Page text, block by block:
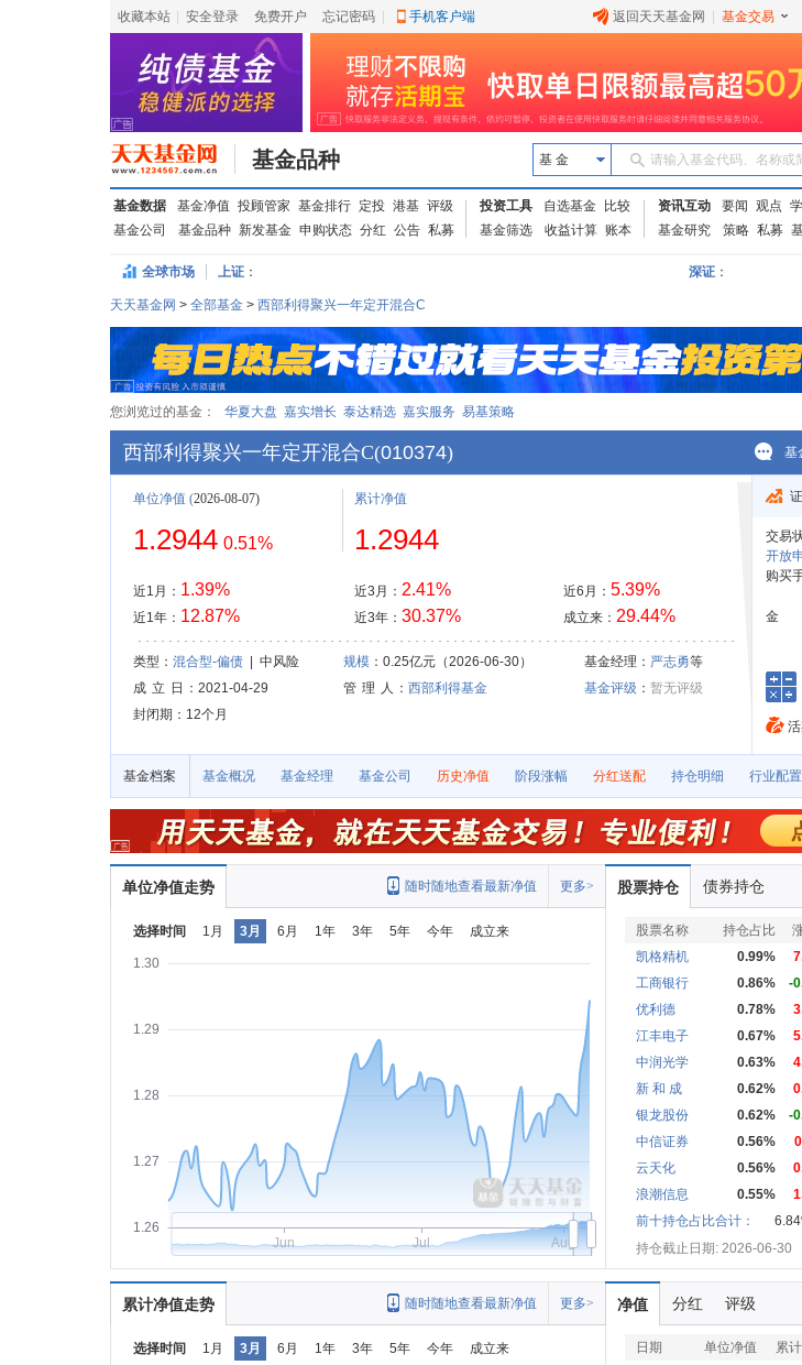
收藏本站 安全登录 免费开户 忘记密码 手机客户端 返回天天基金网 基金交易
基金品种 基 金 请输入基金代码、名称或
基金数据 基金净值 投顾管家 基金排行 定投 港基 评级
基金公司
基金品种 新发基金 申购状态 分红 公告 私募
投资工具 自选基金
比较
基金筛选
收益计算 账本
资讯互动 要闻 观点
基金研究
策略 私募
全球市场 上证： 深证：
天天基金网 > 全部基金 > 西部利得聚兴一年定开混合C
您浏览过的基金： 华夏大盘 嘉实增长 泰达精选 嘉实服务 易基策略
西部利得聚兴一年定开混合C(010374) 基
单位净值 (2026-08-07)
1.2944 0.51%
近1月： 1.39%
近1年： 12.87%
累计净值
1.2944
近3月： 2.41%
近3年： 30.37%
近6月： 5.39%
成立来： 29.44%
类型： 混合型-偏债| 中风险 规模：0.25亿元（2026-06-30） 基金经理： 严志勇等
成 立 日
：2021-04-29 管 理 人 ： 西部利得基金 基金评级 ： 暂无评级
封闭期：12个月
交易
开放
购买
金
基金档案 基金概况 基金经理 基金公司 历史净值 阶段涨幅 分红送配 持仓明细 行业配置
单位净值走势 更多>
随时随地查看最新净值
选择时间 1月 3月 6月 1年 3年 5年 今年 成立来
1.26
1.27
1.28
1.29
1.30
Jun Jul Aug
股票持仓 债券持仓
股票名称 持仓占比
凯格精机
0.99%
工商银行
0.86% -
优利德
0.78%
江丰电子
0.67%
中润光学
0.63%
新 和 成
0.62%
银龙股份
0.62% -
中信证券
0.56%
云天化
0.56%
浪潮信息
0.55%
前十持仓占比合计：
持仓截止日期: 2026-06-30
累计净值走势 更多>
随时随地查看最新净值
选择时间 1月 3月 6月 1年 3年 5年 今年 成立来
净值 分红 评级
日期 单位净值 累